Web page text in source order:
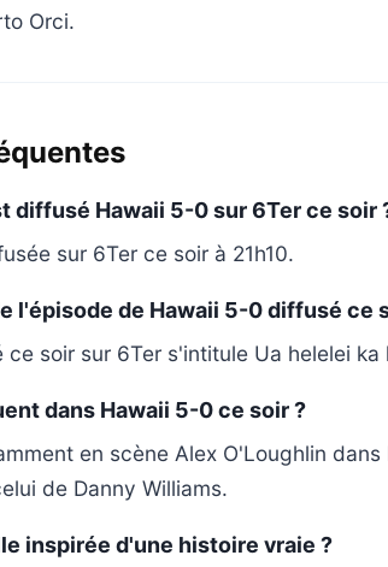
Orci.
diffusé Hawaii 5-0 sur 6Ter ce soir
sur 6Ter ce soir à 21h10.
l'épisode de Hawaii 5-0 diffusé ce
ce soir sur 6Ter s'intitule Ua helelei ka
dans Hawaii 5-0 ce soir ?
en scène Alex O'Loughlin
de Danny Williams.
inspirée d'une histoire vraie ?